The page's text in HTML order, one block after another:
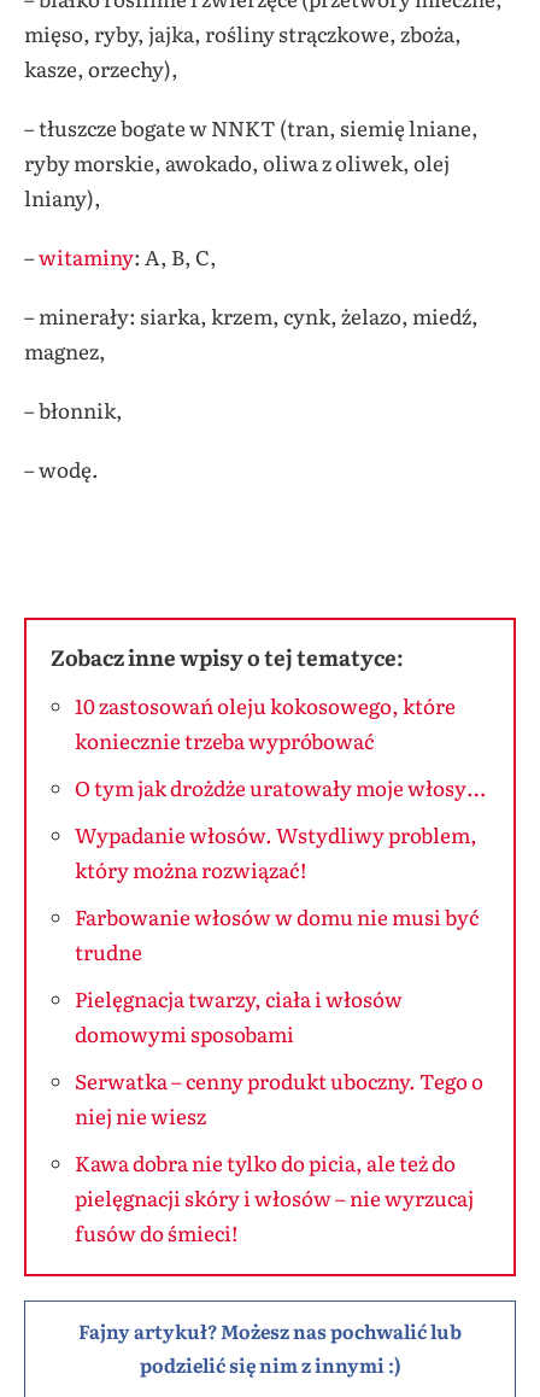
mięso, ryby, jajka, rośliny strączkowe, zboża,
kasze, orzechy),
– tłuszcze bogate w NNKT (tran, siemię lniane,
ryby morskie, awokado, oliwa z oliwek, olej
lniany),
–witaminy: A, B, C,
– minerały: siarka, krzem, cynk, żelazo, miedź,
magnez,
– błonnik,
– wodę.
Zobacz inne wpisy o tej tematyce:
10 zastosowań oleju kokosowego, które
koniecznie trzeba wypróbować
O tym jak drożdże uratowały moje włosy…
Wypadanie włosów. Wstydliwy problem,
który można rozwiązać!
Farbowanie włosów w domu nie musi być
trudne
Pielęgnacja twarzy, ciała i włosów
domowymi sposobami
Serwatka – cenny produkt uboczny. Tego o
niej nie wiesz
Kawa dobra nie tylko do picia, ale też do
pielęgnacji skóry i włosów – nie wyrzucaj
fusów do śmieci!
Fajny artykuł? Możesz nas pochwalić lub
podzielić się nim z innymi :)